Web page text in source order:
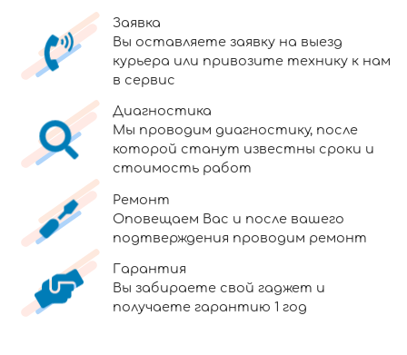
Заявка
Вы оставляете заявку на выезд
курьера или привозите технику к нам
в сервис
Диагностика
Мы проводим диагностику, после
которой станут известны сроки и
стоимость работ
Ремонт
Оповещаем Вас и после вашего
подтверждения проводим ремонт
Гарантия
Вы забираете свой гаджет и
получаете гарантию 1 год